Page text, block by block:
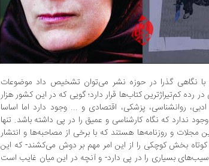
نگاهی گذرا در حوزه نشر می‌توان تشخیص داد موضوعات
رده کم‌تیراژترین کتاب‌ها قرار دارد؛ گویی که در این کشور هزار
روانشناسی، پزشکی، اقتصادی و ... وجود دارد اما اساسا
ندارد که نگاه کارشناسی و عمیق را در پی داشته باشد. تنها
مجلات و روزنامه‌ها هستند که با برخی از مصاحبه‌ها و انتشار
بخش کوچکی را از این امر مهم بر دوش می‌کشند- که این
بسیاری را در پی دارد- و آنچه در این میان غایب است